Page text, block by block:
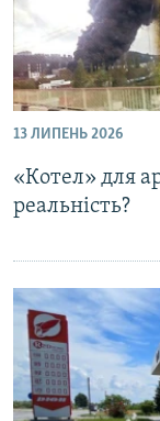
13 ЛИПЕНЬ 2026
«Котел» для
реальність?